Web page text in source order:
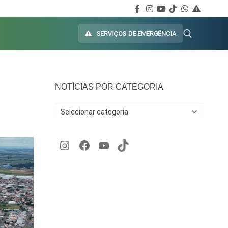
SERVIÇOS DE EMERGÊNCIA
NOTÍCIAS POR CATEGORIA